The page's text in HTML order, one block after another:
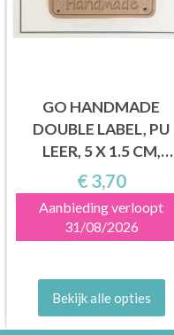
GO HANDMADE
DOUBLE LABEL, PU
LEER, 5 X 1.5 CM,
HANDGEMAAKT, 6
STUKS
€ 3,70
Aanbieding verloopt
31/08/2026
Bekijk alle opties